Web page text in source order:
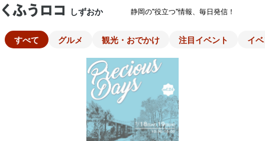
しずおか 静岡の"役立つ"情報、毎日発信！
すべて グルメ 観光・おでかけ 注目イベント イ